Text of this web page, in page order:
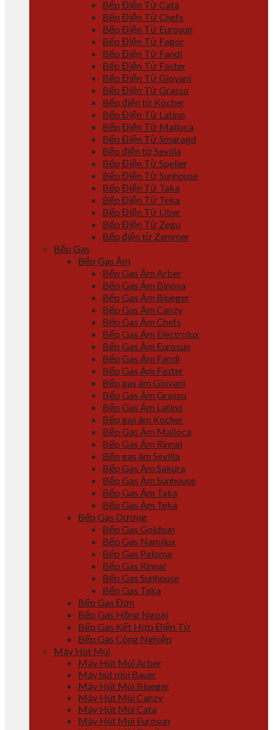
Bếp Điện Từ Cata
Bếp Điện Từ Chefs
Bếp Điện Từ Eurosun
Bếp Điện Từ Fagor
Bếp Điện Từ Fandi
Bếp Điện Từ Faster
Bếp Điện Từ Giovani
Bếp Điện Từ Grasso
Bếp điện từ Kocher
Bếp Điện Từ Latino
Bếp Điện Từ Malloca
Bếp Điện Từ Smaragd
Bếp điện từ Sevilla
Bếp Điện Từ Spelier
Bếp Điện Từ Sunhouse
Bếp Điện Từ Taka
Bếp Điện Từ Teka
Bếp Điện Từ Uber
Bếp Điện Từ Zegu
Bếp điện từ Zemmer
Bếp Gas
Bếp Gas Âm
Bếp Gas Âm Arber
Bếp Gas Âm Binova
Bếp Gas Âm Blueger
Bếp Gas Âm Canzy
Bếp Gas Âm Chefs
Bếp Gas Âm Electrolux
Bếp Gas Âm Eurosun
Bếp Gas Âm Fandi
Bếp Gas Âm Faster
Bếp gas âm Giovani
Bếp Gas Âm Grasso
Bếp Gas Âm Latino
Bếp gas âm Kocher
Bếp Gas Âm Malloca
Bếp Gas Âm Rinnai
Bếp gas âm Sevilla
Bếp Gas Âm Sakura
Bếp Gas Âm Sunhouse
Bếp Gas Âm Taka
Bếp Gas Âm Teka
Bếp Gas Dương
Bếp Gas Goldsun
Bếp Gas Namilux
Bếp Gas Paloma
Bếp Gas Rinnai
Bếp Gas Sunhouse
Bếp Gas Taka
Bếp Gas Đơn
Bếp Gas Hồng Ngoại
Bếp Gas Kết Hợp Điện Từ
Bếp Gas Công Nghiệp
Máy Hút Mùi
Máy Hút Mùi Arber
Máy hút mùi Bauer
Máy Hút Mùi Blueger
Máy Hút Mùi Canzy
Máy Hút Mùi Cata
Máy Hút Mùi Eurosun